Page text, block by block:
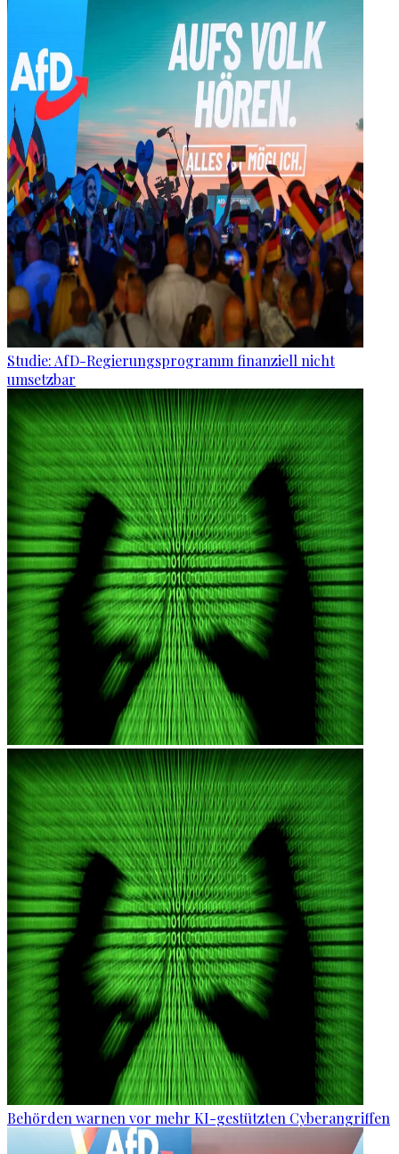
Studie: AfD-Regierungsprogramm finanziell nicht
umsetzbar
Behörden warnen vor mehr KI-gestützten Cyberangriffen